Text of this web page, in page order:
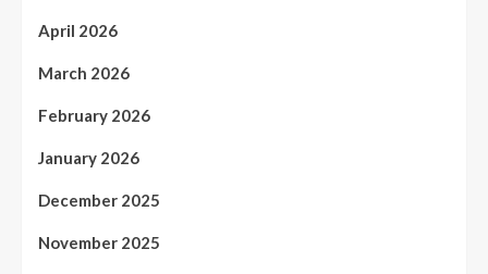
April 2026
March 2026
February 2026
January 2026
December 2025
November 2025